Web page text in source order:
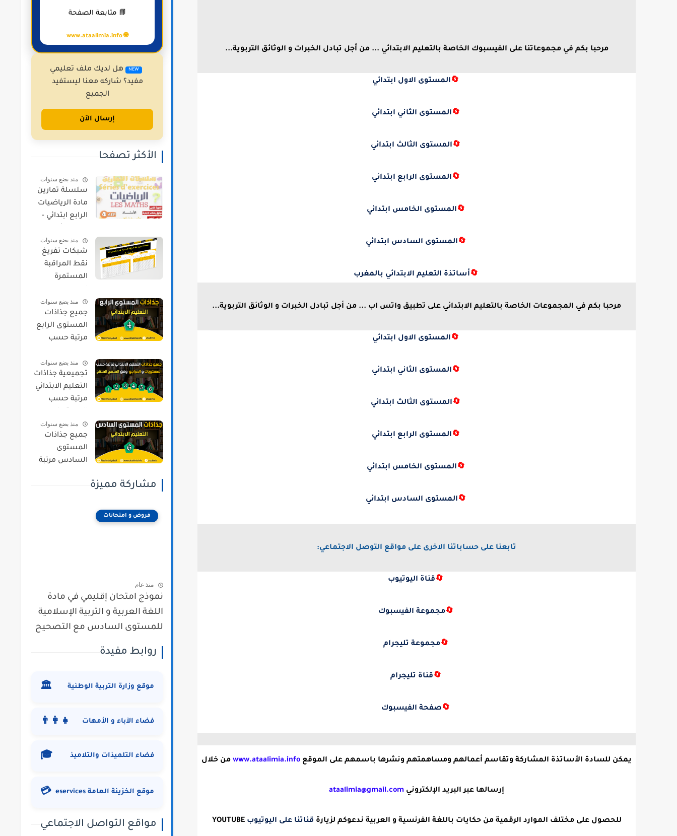
مرحبا بكم في مجموعاتنا على الفيسبوك الخاصة بالتعليم الابتدائي ... من أجل تبادل الخبرات و الوثائق التربوية...
🔄المستوى الاول ابتدائي
🔄المستوى الثاني ابتدائي
🔄المستوى الثالث ابتدائي
🔄المستوى الرابع ابتدائي
🔄المستوى الخامس ابتدائي
🔄المستوى السادس ابتدائي
🔄أساتذة التعليم الابتدائي بالمغرب
مرحبا بكم في المجموعات الخاصة بالتعليم الابتدائي على تطبيق واتس اب ... من أجل تبادل الخبرات و الوثائق التربوية...
🔄المستوى الاول ابتدائي
🔄المستوى الثاني ابتدائي
🔄المستوى الثالث ابتدائي
🔄المستوى الرابع ابتدائي
🔄المستوى الخامس ابتدائي
🔄المستوى السادس ابتدائي
تابعنا على حساباتنا الاخرى على مواقع التوصل الاجتماعي:
🔄قناة اليوتيوب
🔄مجموعة الفيسبوك
🔄مجموعة تليجرام
🔄قناة تليجرام
🔄صفحة الفيسبوك
يمكن للسادة الأساتذة المشاركة وتقاسم أعمالهم ومساهمتهم ونشرها باسمهم على الموقع www.ataalimia.info من خلال
إرسالها عبر البريد الإلكتروني ataalimia@gmail.com
للحصول على مختلف الموارد الرقمية من حكايات باللغة الفرنسية و العربية ندعوكم لزيارة قناتنا على اليوتيوب YOUTUBE
📘 متابعة الصفحة
🌐 www.ataalimia.info
NEW
هل لديك ملف تعليمي
مفيد؟ شاركه معنا ليستفيد
الجميع
إرسال الآن
الأكثر تصفحا
منذ بضع سنوات
سلسلة تمارين
مادة الرياضيات
الرابع ابتدائي -
منذ بضع سنوات
شبكات تفريغ
نقط المراقبة
المستمرة
المستويات
حسب مسار
منذ بضع سنوات
جميع جذاذات
المستوى الرابع
مرتبة حسب
2021/2022
منذ بضع سنوات
تجميعية جذاذات
التعليم الابتدائي
مرتبة حسب
المراجع وفق
المنهج المنقح
منذ بضع سنوات
جميع جذاذات
المستوى
السادس مرتبة
مشاركة مميزة
فروض و امتحانات
منذ عام
نموذج امتحان إقليمي في مادة
اللغة العربية و التربية الإسلامية
للمستوى السادس مع التصحيح
روابط مفيدة
موقع وزارة التربية الوطنية 🏛️
فضاء الآباء و الأمهات 👨‍👩‍👧
فضاء التلميذات والتلاميذ 🎓
موقع الخزينة العامة eservices 💳
مواقع التواصل الاجتماعي